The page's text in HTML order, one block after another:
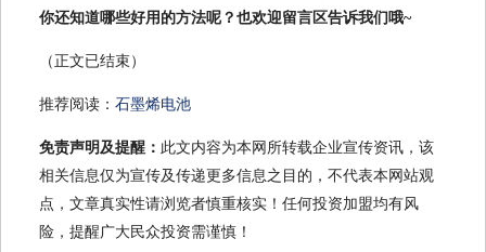
你还知道哪些好用的方法呢？也欢迎留言区告诉我们哦~
（正文已结束）
推荐阅读： 石墨烯电池
免责声明及提醒： 此文内容为本网所转载企业宣传资讯，该
相关信息仅为宣传及传递更多信息之目的，不代表本网站观
点，文章真实性请浏览者慎重核实！任何投资加盟均有风
险，提醒广大民众投资需谨慎！